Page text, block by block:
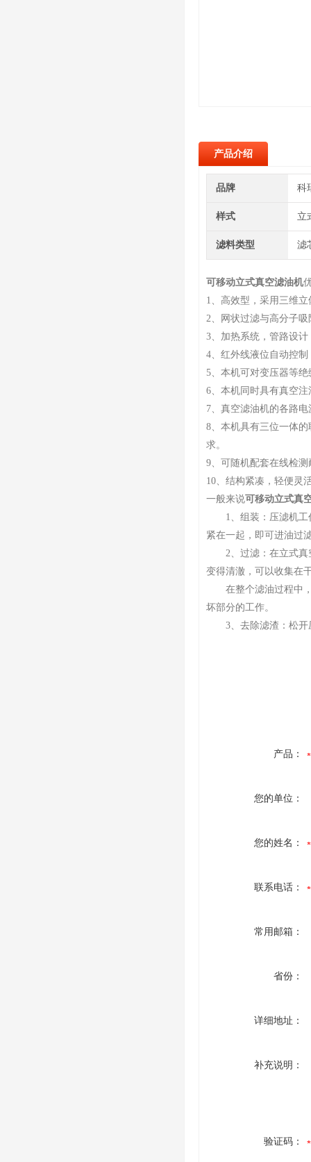
产品介绍
品牌 科
样式 立
滤料类型 滤
可移动立式真空滤油机
1、高效型，采用三维
2、网状过滤与高分子
3、加热系统，管路设计
4、红外线液位自动控
5、本机可对变压器等
6、本机同时具有真空
7、真空滤油机的各路
8、本机具有三位一体
求。
9、可随机配套在线检
10、结构紧凑，轻便灵
一般来说可移动立式真
1、组装：压滤机工作
紧在一起，即可进油过
2、过滤：在立式真空
变得清澈，可以收集在
在整个滤油过程中，
坏部分的工作。
3、去除滤渣：松开压
产品：
您的单位：
您的姓名：
联系电话：
常用邮箱：
省份：
详细地址：
补充说明：
验证码：